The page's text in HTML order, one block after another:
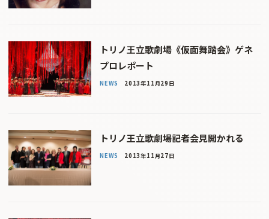
トリノ王立歌劇場《仮面舞踏会》ゲネ
プロレポート
NEWS 2013年11月29日
トリノ王立歌劇場記者会見開かれる
NEWS 2013年11月27日